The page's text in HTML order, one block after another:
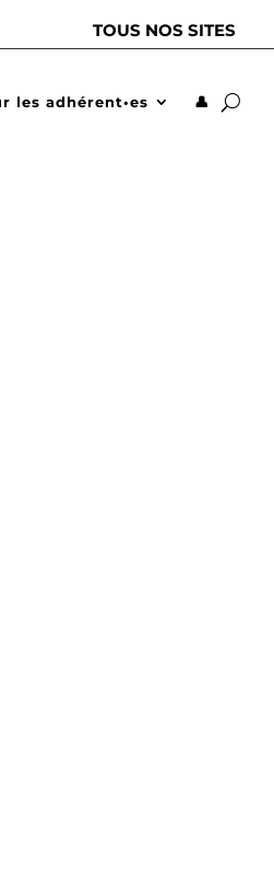
TOUS NOS SITES
les adhérent•es 👤